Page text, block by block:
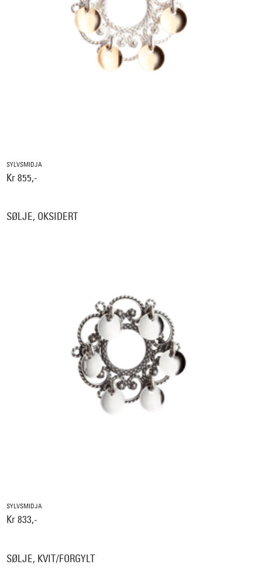
SYLVSMIDJA
Kr 855,-
SØLJE, OKSIDERT
SYLVSMIDJA
Kr 833,-
SØLJE, KVIT/FORGYLT